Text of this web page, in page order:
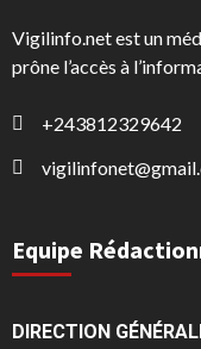
Vigilinfo.net est un
prône l’accès à
+243812329642
Equipe
DIRECTION